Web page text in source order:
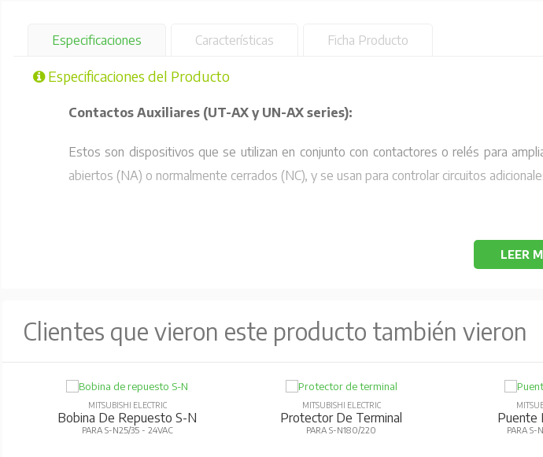
Especificaciones Características Ficha Producto
Especificaciones del Producto
Contactos Auxiliares (UT-AX y UN-AX series):
Estos son dispositivos que se utilizan en conjunto con contactores o relés para
abiertos (NA) o normalmente cerrados (NC), y se usan para controlar circuitos
LEER
Clientes que vieron este producto también vieron
MITSUBISHI ELECTRIC
Bobina De Repuesto S-N
PARA S-N25/35 - 24VAC
MITSUBISHI ELECTRIC
Protector De Terminal
PARA S-N180/220
Puente
PARA S-